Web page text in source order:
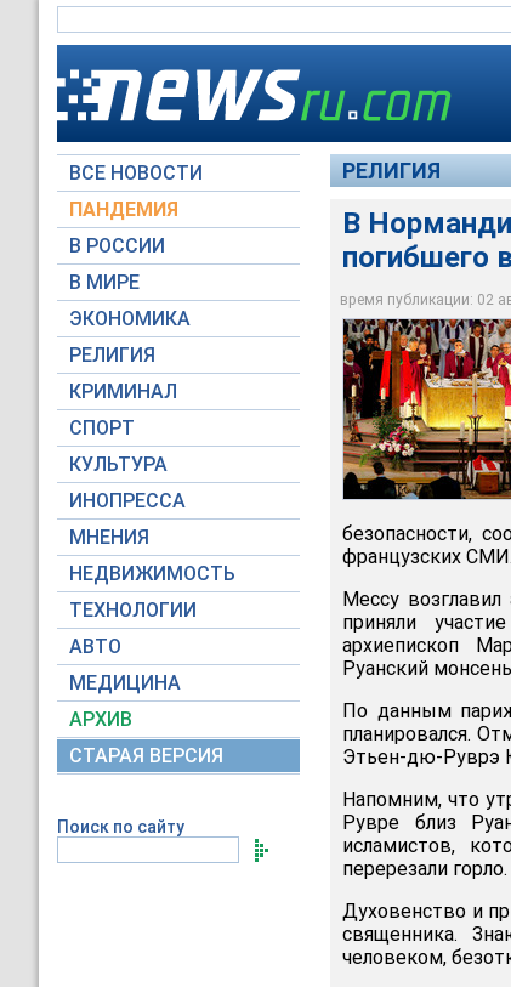
ВСЕ НОВОСТИ
ПАНДЕМИЯ
В РОССИИ
В МИРЕ
ЭКОНОМИКА
РЕЛИГИЯ
КРИМИНАЛ
СПОРТ
КУЛЬТУРА
ИНОПРЕССА
МНЕНИЯ
НЕДВИЖИМОСТЬ
ТЕХНОЛОГИИ
АВТО
МЕДИЦИНА
АРХИВ
СТАРАЯ ВЕРСИЯ
Поиск по сайту
РЕЛИГИЯ
В
погибшего
время публикации: 02
В Руанском
Амеля,
населенном
Reuters
безопасности,
французских СМИ.
Мессу
приняли
архиепископ
Руанский
По данным
планировался.
Этьен-дю-Руврэ
Напомним, что
Рувре близ
исламистов,
перерезали горло.
Духовенство и
священника.
человеком,